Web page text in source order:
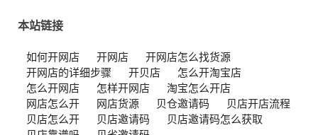
本站链接
如何开网店 开网店
开网店怎么找货源
开网店的详细步骤
开贝店
怎么开淘宝店
怎么开网店
怎样开网店
淘宝怎么开店
网店怎么开
网店货源 贝仓邀请码
贝店开店流程
贝店怎么开
贝店邀请码
贝店邀请码怎么获取